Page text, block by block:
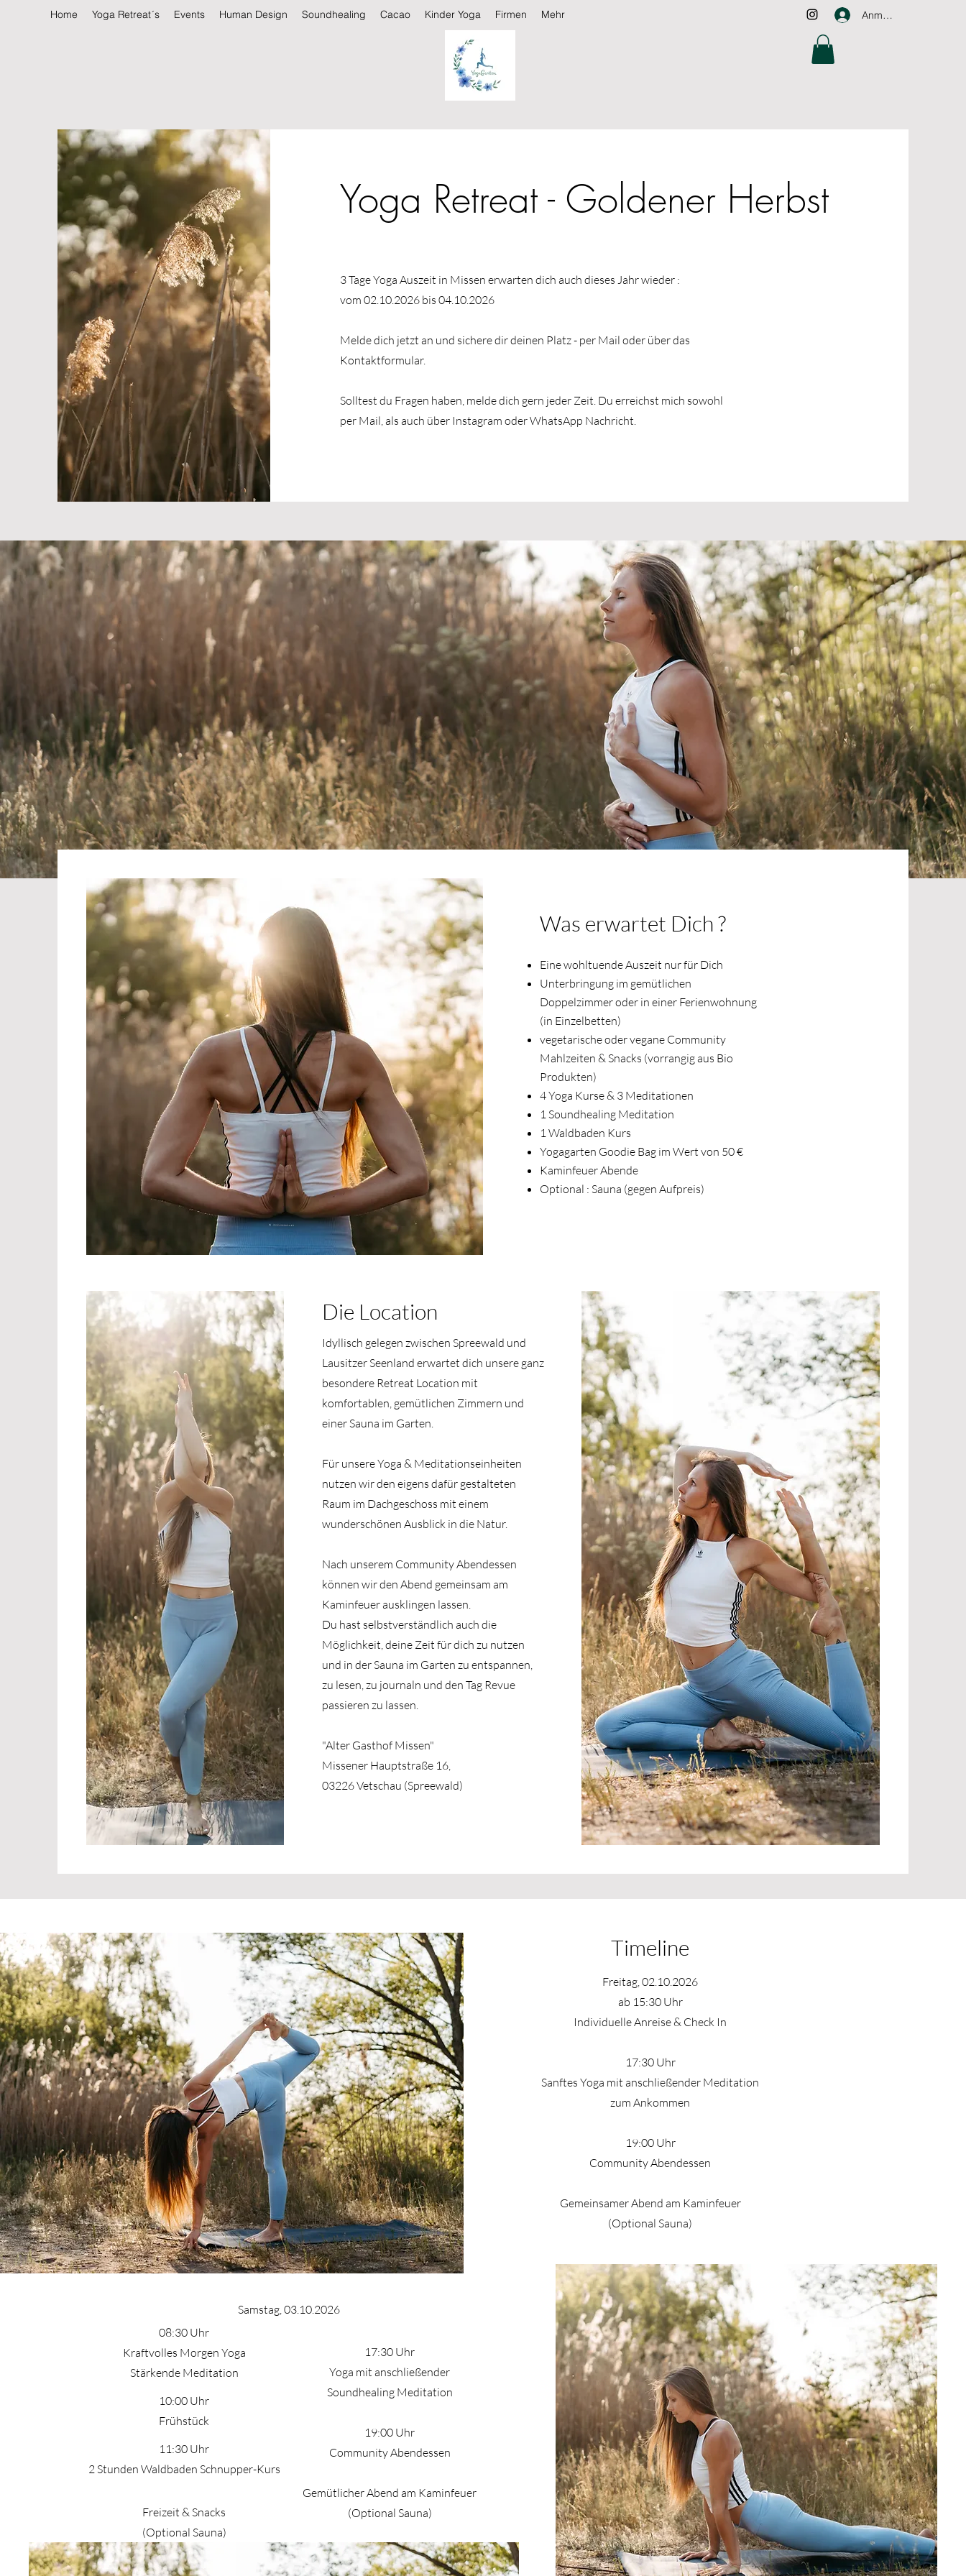
Home Yoga Retreat´s Events Human Design Soundhealing Cacao Kinder Yoga Firmen Mehr Anmelden
Yoga Retreat - Goldener Herbst
3 Tage Yoga Auszeit in Missen erwarten dich auch dieses Jahr wieder :
vom 02.10.2026 bis 04.10.2026
Melde dich jetzt an und sichere dir deinen Platz - per Mail oder über das
Kontaktformular.
Solltest du Fragen haben, melde dich gern jeder Zeit. Du erreichst mich sowohl
per Mail, als auch über Instagram oder WhatsApp Nachricht.
Was erwartet Dich ?
Eine wohltuende Auszeit nur für Dich
Unterbringung im gemütlichen
Doppelzimmer oder in einer Ferienwohnung
(in Einzelbetten)
vegetarische oder vegane Community
Mahlzeiten & Snacks (vorrangig aus Bio
Produkten)
4 Yoga Kurse & 3 Meditationen
1 Soundhealing Meditation
1 Waldbaden Kurs
Yogagarten Goodie Bag im Wert von 50 €
Kaminfeuer Abende
Optional : Sauna (gegen Aufpreis)
Die Location
Idyllisch gelegen zwischen Spreewald und
Lausitzer Seenland erwartet dich unsere ganz
besondere Retreat Location mit
komfortablen, gemütlichen Zimmern und
einer Sauna im Garten.
Für unsere Yoga & Meditationseinheiten
nutzen wir den eigens dafür gestalteten
Raum im Dachgeschoss mit einem
wunderschönen Ausblick in die Natur.
Nach unserem Community Abendessen
können wir den Abend gemeinsam am
Kaminfeuer ausklingen lassen.
Du hast selbstverständlich auch die
Möglichkeit, deine Zeit für dich zu nutzen
und in der Sauna im Garten zu entspannen,
zu lesen, zu journaln und den Tag Revue
passieren zu lassen.
"Alter Gasthof Missen"
Missener Hauptstraße 16,
03226 Vetschau (Spreewald)
Timeline
Freitag, 02.10.2026
ab 15:30 Uhr
Individuelle Anreise & Check In
17:30 Uhr
Sanftes Yoga mit anschließender Meditation
zum Ankommen
19:00 Uhr
Community Abendessen
Gemeinsamer Abend am Kaminfeuer
(Optional Sauna)
Samstag, 03.10.2026
08:30 Uhr
Kraftvolles Morgen Yoga
Stärkende Meditation
10:00 Uhr
Frühstück
11:30 Uhr
2 Stunden Waldbaden Schnupper-Kurs
Freizeit & Snacks
(Optional Sauna)
17:30 Uhr
Yoga mit anschließender
Soundhealing Meditation
19:00 Uhr
Community Abendessen
Gemütlicher Abend am Kaminfeuer
(Optional Sauna)